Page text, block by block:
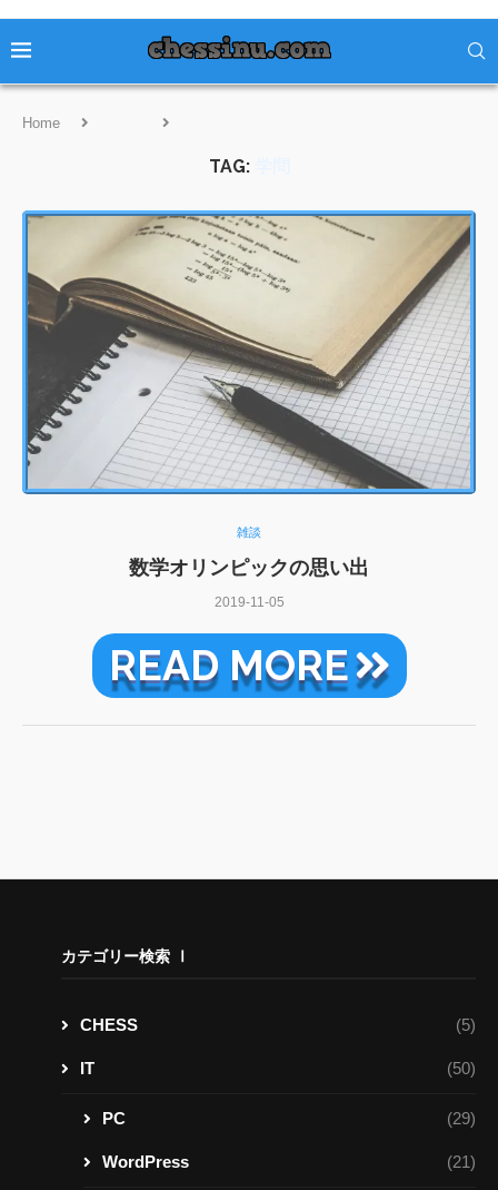
Home
TAG:
雑談
数学オリンピックの思い出
2019-11-05
READ MORE
カテゴリー検索 Ⅰ
CHESS (5)
IT (50)
PC (29)
WordPress (21)